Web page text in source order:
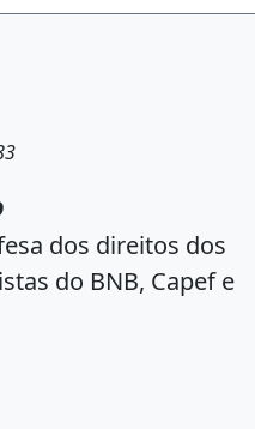
dos direitos dos
do BNB, Capef e